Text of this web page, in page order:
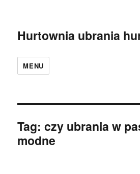
Hurtownia ubrania
MENU
Tag:czy ubrania w
modne